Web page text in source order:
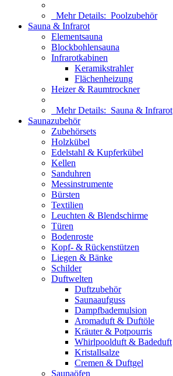
Mehr Details: Poolzubehör
Sauna & Infrarot
Elementsauna
Blockbohlensauna
Infrarotkabinen
Keramikstrahler
Flächenheizung
Heizer & Raumtrockner
Mehr Details: Sauna & Infrarot
Saunazubehör
Zubehörsets
Holzkübel
Edelstahl & Kupferkübel
Kellen
Sanduhren
Messinstrumente
Bürsten
Textilien
Leuchten & Blendschirme
Türen
Bodenroste
Kopf- & Rückenstützen
Liegen & Bänke
Schilder
Duftwelten
Duftzubehör
Saunaaufguss
Dampfbademulsion
Aromaduft & Duftöle
Kräuter & Potpourris
Whirlpoolduft & Badeduft
Kristallsalze
Cremen & Duftgel
Saunaöfen